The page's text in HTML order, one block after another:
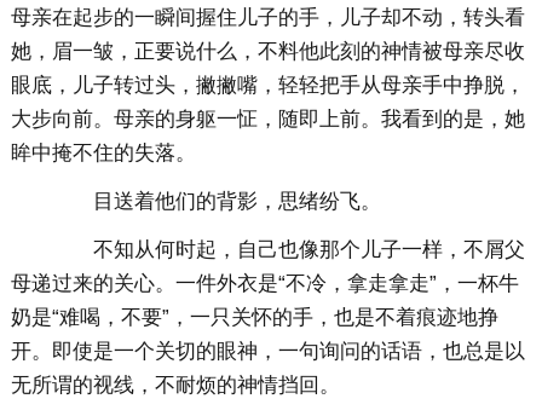
母亲在起步的一瞬间握住儿子的手，儿子却不动，转头看
她，眉一皱，正要说什么，不料他此刻的神情被母亲尽收
眼底，儿子转过头，撇撇嘴，轻轻把手从母亲手中挣脱，
大步向前。母亲的身躯一怔，随即上前。我看到的是，她
眸中掩不住的失落。
目送着他们的背影，思绪纷飞。
不知从何时起，自己也像那个儿子一样，不屑父
母递过来的关心。一件外衣是“不冷，拿走拿走”，一杯牛
奶是“难喝，不要”，一只关怀的手，也是不着痕迹地挣
开。即使是一个关切的眼神，一句询问的话语，也总是以
无所谓的视线，不耐烦的神情挡回。